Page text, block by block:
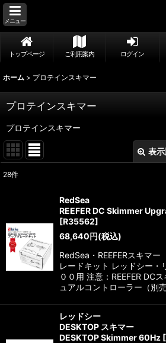
メニュー
トップページ ご利用案内 ログイン
ホーム > プロテインスキマー
プロテインスキマー
プロテインスキマー
表
並び順:
絞り込む
28件
RedSea
REEFER DC Skimmer
[R35562]
68,640円(税込)
RedSea・REEFERスキマ
レードキット レッドシー・
００用 注意：REEFER DC
ュアルコントローラー（別
レッドシー
DESKTOP スキマー
DESKTOP Skimmer 60Hz [